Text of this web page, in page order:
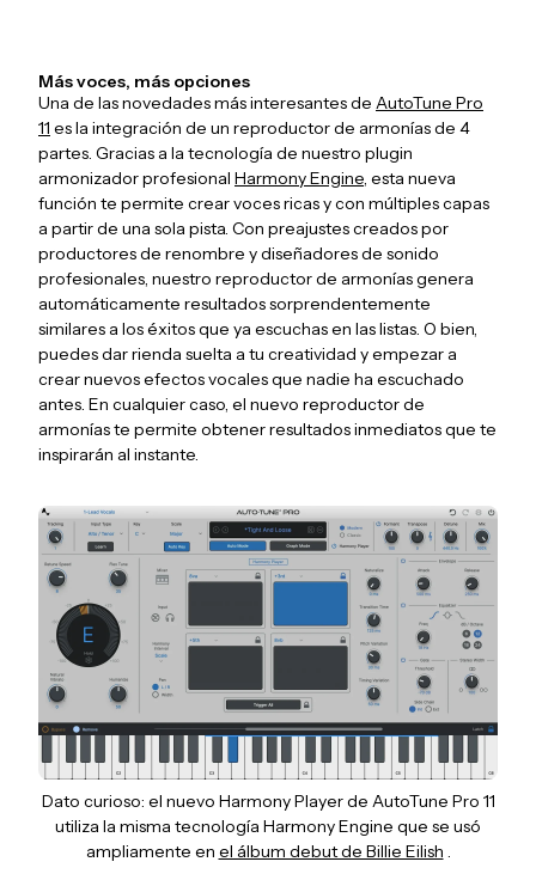
Más voces, más opciones
Una de las novedades más interesantes de AutoTune Pro
11 es la integración de un reproductor de armonías de 4
partes. Gracias a la tecnología de nuestro plugin
armonizador profesional Harmony Engine, esta nueva
función te permite crear voces ricas y con múltiples capas
a partir de una sola pista. Con preajustes creados por
productores de renombre y diseñadores de sonido
profesionales, nuestro reproductor de armonías genera
automáticamente resultados sorprendentemente
similares a los éxitos que ya escuchas en las listas. O bien,
puedes dar rienda suelta a tu creatividad y empezar a
crear nuevos efectos vocales que nadie ha escuchado
antes. En cualquier caso, el nuevo reproductor de
armonías te permite obtener resultados inmediatos que te
inspirarán al instante.
Dato curioso: el nuevo Harmony Player de AutoTune Pro 11
utiliza la misma tecnología Harmony Engine que se usó
ampliamente en el álbum debut de Billie Eilish .